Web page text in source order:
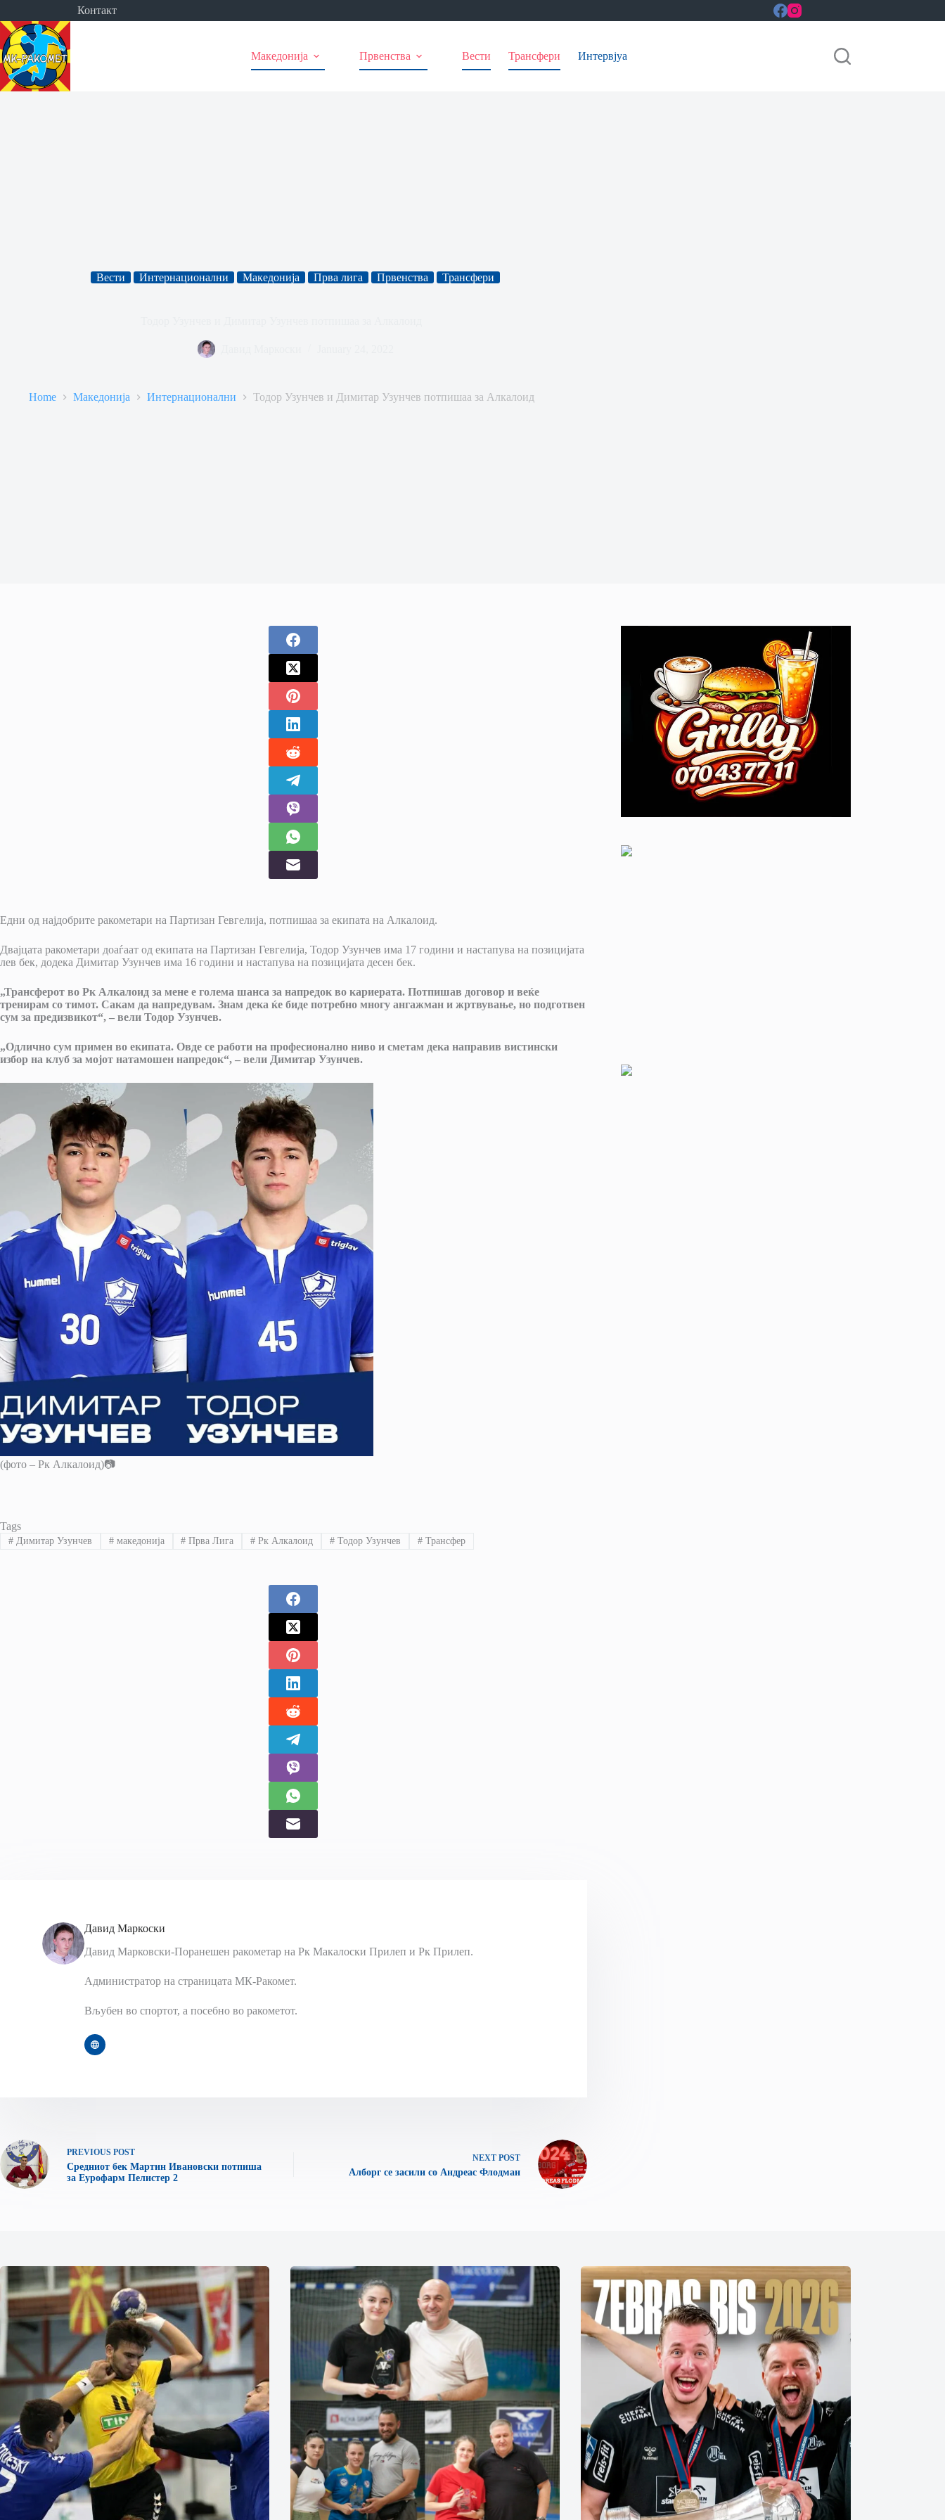
content
Контакт
Македонија Првенства Вести Трансфери Интервјуа
Вести Интернационални Македонија Прва лига Првенства Трансфери
Home Македонија Интернационални Тодор Узунчев и Димитар Узунчев потпишаа за Алкалоид
Едни од најдобрите ракометари на Партизан Гевгелија, потпишаа за екипата на Алкалоид.
Двајцата ракометари доаѓаат од екипата на Партизан Гевгелија, Тодор Узунчев има 17 години и настапува на позицијата
лев бек, додека Димитар Узунчев има 16 години и настапува на позицијата десен бек.
„Трансферот во Рк Алкалоид за мене е голема шанса за напредок во кариерата. Потпишав договор и веќе
тренирам со тимот. Сакам да напредувам. Знам дека ќе биде потребно многу ангажман и жртвување, но подготвен
сум за предизвикот“, – вели Тодор Узунчев.
„Одлично сум примен во екипата. Овде се работи на професионално ниво и сметам дека направив вистински
избор на клуб за мојот натамошен напредок“, – вели Димитар Узунчев.
(фото – Рк Алкалоид)📷
Tags
#Димитар Узунчев #македонија # Прва Лига # Рк Алкалоид # Тодор Узунчев #Трансфер
Давид Маркоски
Давид Марковски-Поранешен ракометар на Рк Макалоски Прилеп и Рк Прилеп.
Администратор на страницата МК-Ракомет.
Вљубен во спортот, а посебно во ракометот.
PREVIOUS POST
Средниот бек Мартин Ивановски потпиша
за Еурофарм Пелистер 2
NEXT POST
Алборг се засили со Андреас Флодман